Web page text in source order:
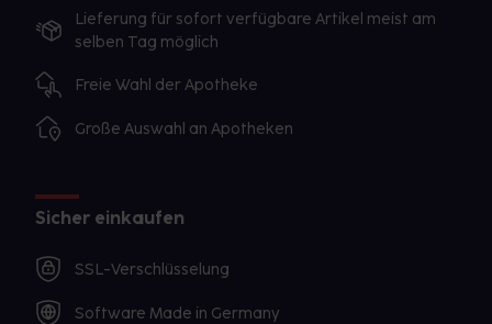
Lieferung für sofort verfügbare Artikel meist am
selben Tag möglich
Freie Wahl der Apotheke
Große Auswahl an Apotheken
Sicher einkaufen
SSL-Verschlüsselung
Software Made in Germany